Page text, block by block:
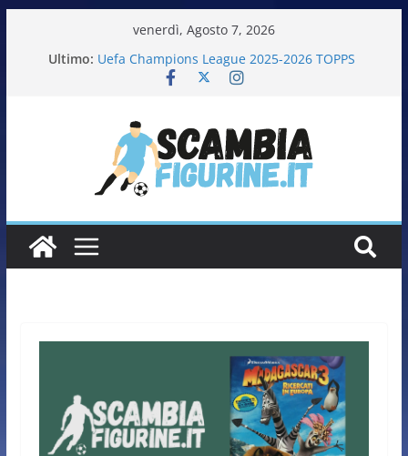
venerdì, Agosto 7, 2026
Ultimo: Uefa Champions League 2025-2026 TOPPS
Fifa World Cup 2026 PANINI
Calciatori Serie B BKT 2025-2026 PANINI